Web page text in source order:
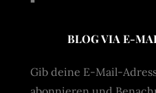
BLOG VIA E-
Gib deine E-Mail-